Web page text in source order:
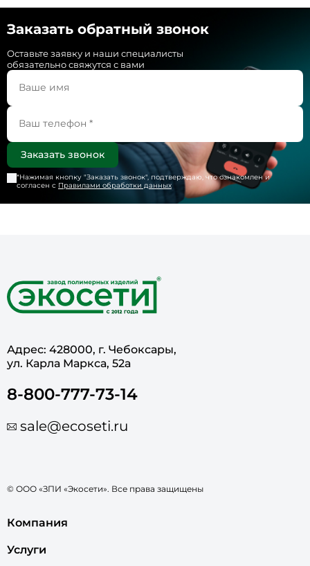
Заказать обратный звонок
Оставьте заявку и наши специалисты
обязательно свяжутся с вами
*Нажимая кнопку "Заказать звонок", подтверждаю, что ознакомлен и
согласен с Правилами обработки данных
Адрес: 428000, г. Чебоксары,
ул. Карла Маркса, 52а
8-800-777-73-14
sale@ecoseti.ru
© ООО «ЗПИ «Экосети». Все права защищены
Компания
Услуги